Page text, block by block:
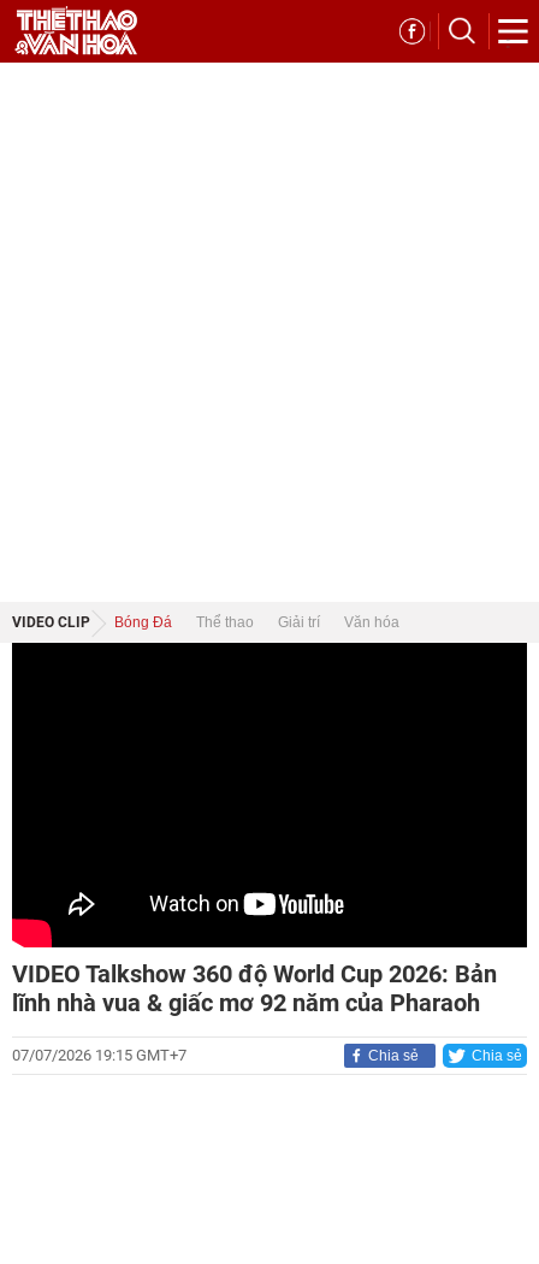
VIDEO CLIP Bóng Đá Thể thao Giải trí Văn hóa
VIDEO Talkshow 360 độ World Cup 2026: Bản
lĩnh nhà vua & giấc mơ 92 năm của Pharaoh
07/07/2026 19:15 GMT+7 Chia sẻ Chia sẻ